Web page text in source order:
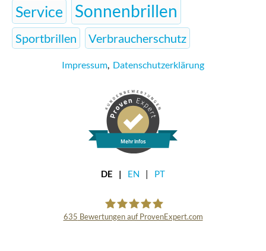
Service Sonnenbrillen
Sportbrillen Verbraucherschutz
Impressum, Datenschutzerklärung
Mehr Infos
DE EN PT
635 Bewertungen auf ProvenExpert.com